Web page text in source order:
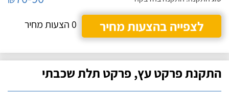
לצפייה בהצעות מחיר
0 הצעות מחיר
התקנת פרקט עץ, פרקט תלת שכבתי